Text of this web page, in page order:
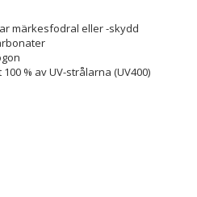
märkesfodral eller -skydd
% av UV-strålarna (UV400)